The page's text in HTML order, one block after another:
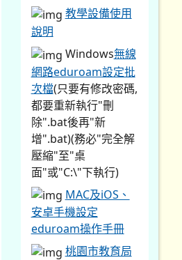
教學設備使用
說明
Windows無線
網路eduroam設定批
次檔(只要有修改密碼,
都要重新執行"刪
除".bat後再"新
增".bat)(務必"完全解
壓縮"至"桌
面"或"C:\"下執行)
MAC及iOS、
安卓手機設定
eduroam操作手冊
桃園市教育局